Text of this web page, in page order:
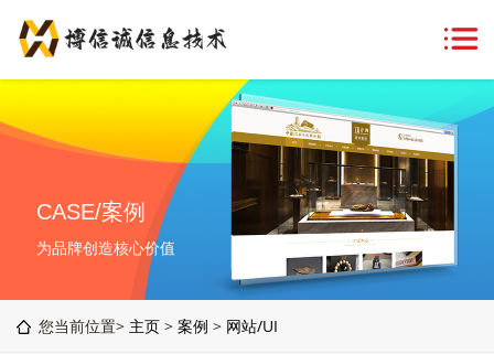
CASE/案例
为品牌创造核心价值
您当前位置> 主页 > 案例 > 网站/UI